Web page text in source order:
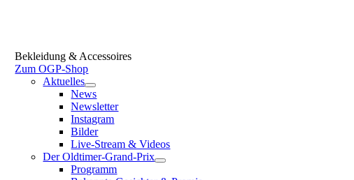
Bekleidung & Accessoires
Zum OGP-Shop
Aktuelles
News
Newsletter
Instagram
Bilder
Live-Stream & Videos
Der Oldtimer-Grand-Prix
Programm